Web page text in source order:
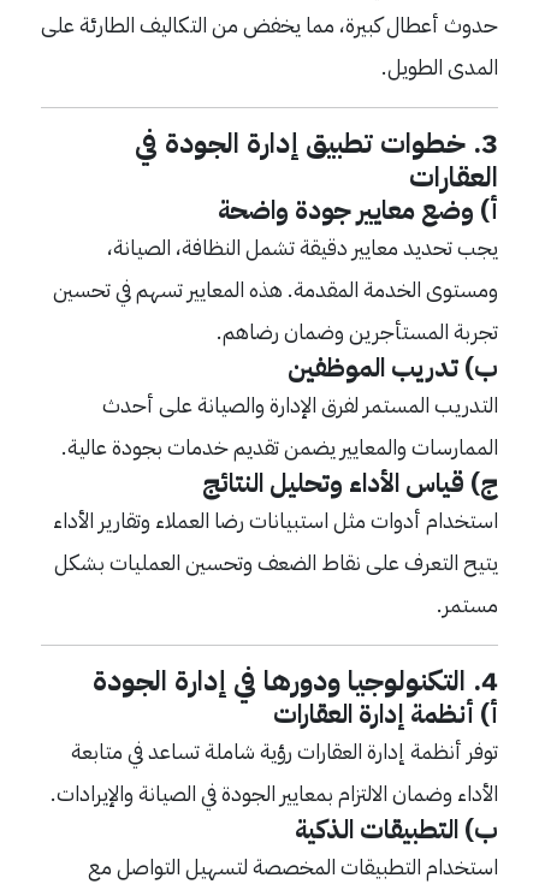
حدوث أعطال كبيرة، مما يخفض من التكاليف الطارئة على
المدى الطويل.
3. خطوات تطبيق إدارة الجودة في
العقارات
أ) وضع معايير جودة واضحة
يجب تحديد معايير دقيقة تشمل النظافة، الصيانة،
ومستوى الخدمة المقدمة. هذه المعايير تسهم في تحسين
تجربة المستأجرين وضمان رضاهم.
ب) تدريب الموظفين
التدريب المستمر لفرق الإدارة والصيانة على أحدث
الممارسات والمعايير يضمن تقديم خدمات بجودة عالية.
ج) قياس الأداء وتحليل النتائج
استخدام أدوات مثل استبيانات رضا العملاء وتقارير الأداء
يتيح التعرف على نقاط الضعف وتحسين العمليات بشكل
مستمر.
4. التكنولوجيا ودورها في إدارة الجودة
أ) أنظمة إدارة العقارات
توفر أنظمة إدارة العقارات رؤية شاملة تساعد في متابعة
الأداء وضمان الالتزام بمعايير الجودة في الصيانة والإيرادات.
ب) التطبيقات الذكية
استخدام التطبيقات المخصصة لتسهيل التواصل مع